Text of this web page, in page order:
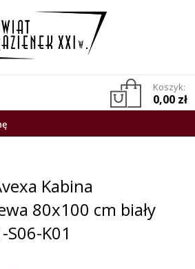
Koszyk:
0,00 zł
Kabina
80x100 cm biały
S06-K01